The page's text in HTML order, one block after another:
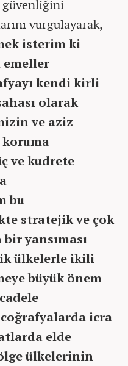
güvenliğini
vurgulayarak,
isterim ki
emeller
kendi kirli
olarak
ve aziz
ve kudrete
bu
stratejik ve çok
yansıması
ülkelerle ikili
büyük önem
icra
elde
ülkelerinin